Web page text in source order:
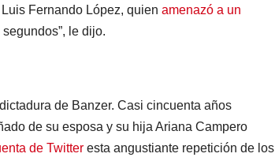
Fernando López, quien amenazó a un
le dijo.
de Banzer. Casi cincuenta años
de su esposa y su hija Ariana Campero
de Twitter esta angustiante repetición de los